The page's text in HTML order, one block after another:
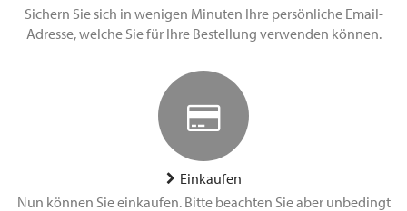
Sichern Sie sich in wenigen Minuten Ihre persönliche Email-
Adresse, welche Sie für Ihre Bestellung verwenden können.
Einkaufen
Nun können Sie einkaufen. Bitte beachten Sie aber unbedingt